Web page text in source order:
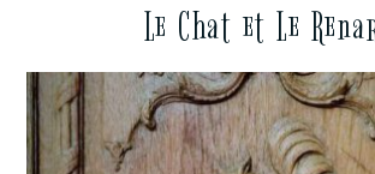
Le Chat et Le